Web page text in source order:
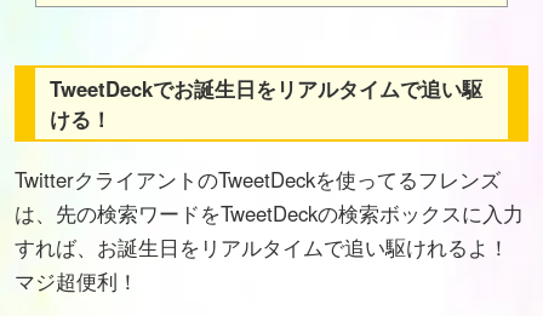
TweetDeckでお誕生日をリアルタイムで追い駆
ける！
TwitterクライアントのTweetDeckを使ってるフレンズ
は、先の検索ワードをTweetDeckの検索ボックスに入力
すれば、お誕生日をリアルタイムで追い駆けれるよ！
マジ超便利！